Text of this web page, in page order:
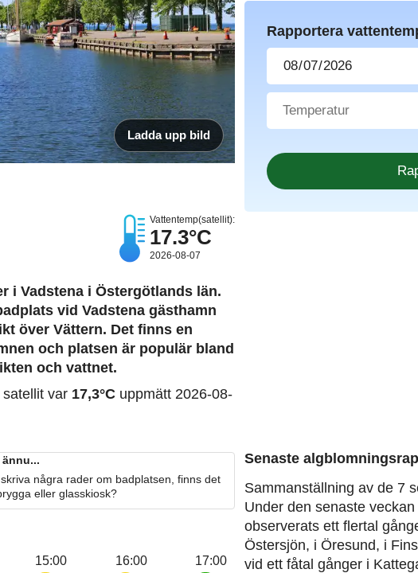
Ladda upp bild
Vattentemp(satellit):
17.3°C
2026-08-07
i Vadstena i Östergötlands län.
vid Vadstena gästhamn
över Vättern. Det finns en
och platsen är populär bland
och vattnet.
var 17,3°C uppmätt 2026-08-
några rader om badplatsen, finns det
eller glasskiosk?
15:00
16:00
17:00
Rapportera
Senaste
Sammanställning av de 7
Under den senaste
observerats ett flertal
Östersjön, i Öresund, i
vid ett fåtal gånger i